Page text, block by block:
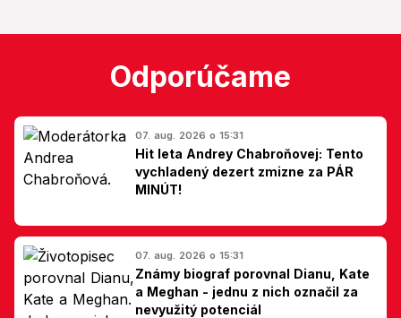
Odporúčame
07. aug. 2026 o 15:31
Hit leta Andrey Chabroňovej: Tento
vychladený dezert zmizne za PÁR
MINÚT!
07. aug. 2026 o 15:31
Známy biograf porovnal Dianu, Kate
a Meghan - jednu z nich označil za
nevyužitý potenciál